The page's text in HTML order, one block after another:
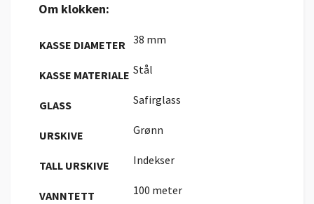
Om klokken:
KASSE DIAMETER 38 mm
KASSE MATERIALE Stål
GLASS Safirglass
URSKIVE Grønn
TALL URSKIVE Indekser
VANNTETT 100 meter